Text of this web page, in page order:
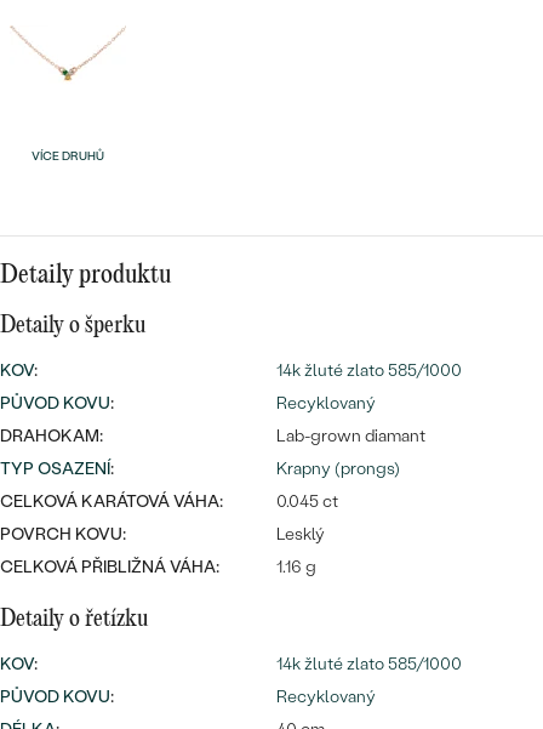
Wave kolekce
PROHLÉDNOUT
MINIMALISTICKÉ
PODLE BARVY
NA MÍRU
DIAMANTY
Personalizované
přívěsky
OBJEVIT
Nejprodávanější
prsteny
PROHLÉDNOUT
VÍCE DRUHŮ
Detaily produktu
Detaily o šperku
KOV:
14k žluté zlato 585/1000
PŮVOD KOVU:
Recyklovaný
DRAHOKAM:
Lab-grown diamant
TYP OSAZENÍ:
Krapny (prongs)
CELKOVÁ KARÁTOVÁ VÁHA:
0.045 ct
POVRCH KOVU:
Lesklý
CELKOVÁ PŘIBLIŽNÁ VÁHA:
1.16 g
Detaily o řetízku
KOV:
14k žluté zlato 585/1000
PŮVOD KOVU:
Recyklovaný